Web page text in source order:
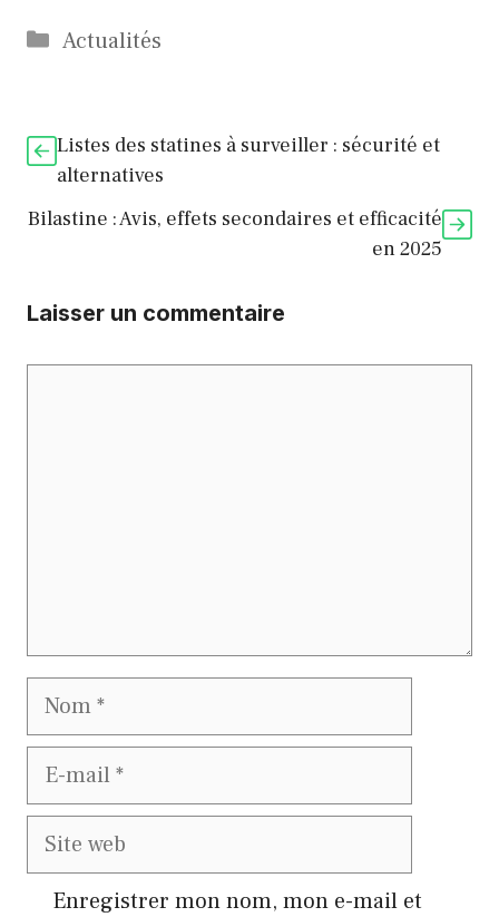
Catégories
Actualités
Listes des statines à surveiller : sécurité et
alternatives
Bilastine : Avis, effets secondaires et efficacité
en 2025
Laisser un commentaire
Nom
E-
Site
Enregistrer mon nom, mon e-mail et